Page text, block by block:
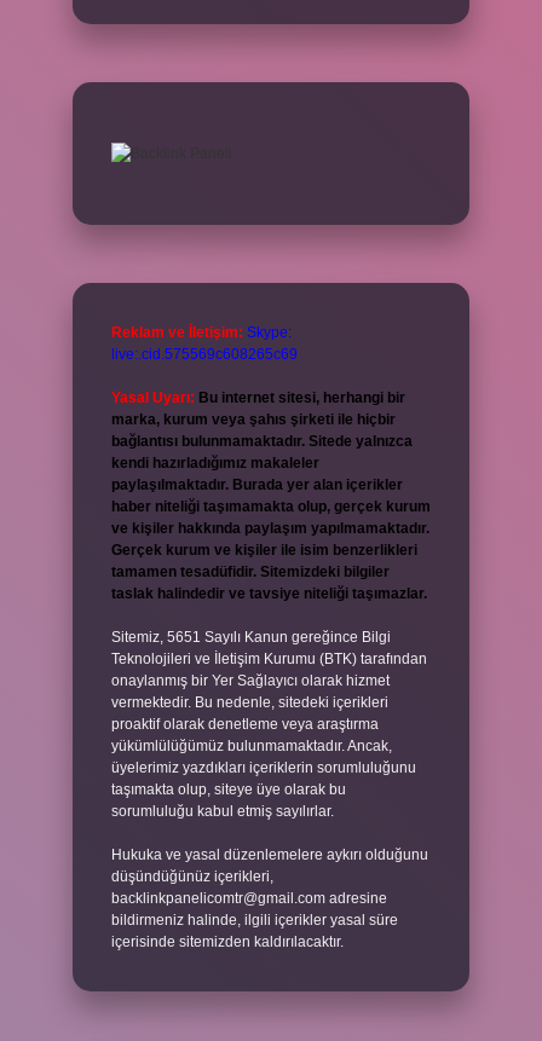
Reklam ve İletişim: Skype:
live:.cid.575569c608265c69
Yasal Uyarı: Bu internet sitesi, herhangi bir
marka, kurum veya şahıs şirketi ile hiçbir
bağlantısı bulunmamaktadır. Sitede yalnızca
kendi hazırladığımız makaleler
paylaşılmaktadır. Burada yer alan içerikler
haber niteliği taşımamakta olup, gerçek kurum
ve kişiler hakkında paylaşım yapılmamaktadır.
Gerçek kurum ve kişiler ile isim benzerlikleri
tamamen tesadüfidir. Sitemizdeki bilgiler
taslak halindedir ve tavsiye niteliği taşımazlar.
Sitemiz, 5651 Sayılı Kanun gereğince Bilgi
Teknolojileri ve İletişim Kurumu (BTK) tarafından
onaylanmış bir Yer Sağlayıcı olarak hizmet
vermektedir. Bu nedenle, sitedeki içerikleri
proaktif olarak denetleme veya araştırma
yükümlülüğümüz bulunmamaktadır. Ancak,
üyelerimiz yazdıkları içeriklerin sorumluluğunu
taşımakta olup, siteye üye olarak bu
sorumluluğu kabul etmiş sayılırlar.
Hukuka ve yasal düzenlemelere aykırı olduğunu
düşündüğünüz içerikleri,
backlinkpanelicomtr@gmail.com adresine
bildirmeniz halinde, ilgili içerikler yasal süre
içerisinde sitemizden kaldırılacaktır.